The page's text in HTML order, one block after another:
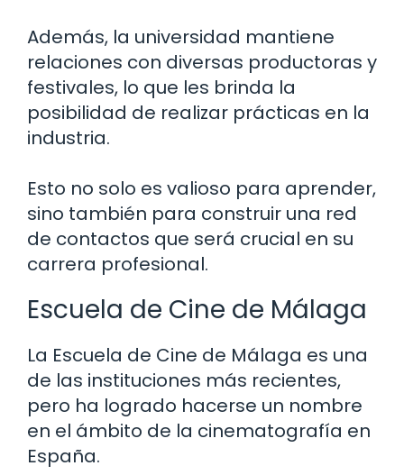
Además, la universidad mantiene
relaciones con diversas productoras y
festivales, lo que les brinda la
posibilidad de realizar prácticas en la
industria.
Esto no solo es valioso para aprender,
sino también para construir una red
de contactos que será crucial en su
carrera profesional.
Escuela de Cine de Málaga
La Escuela de Cine de Málaga es una
de las instituciones más recientes,
pero ha logrado hacerse un nombre
en el ámbito de la cinematografía en
España.